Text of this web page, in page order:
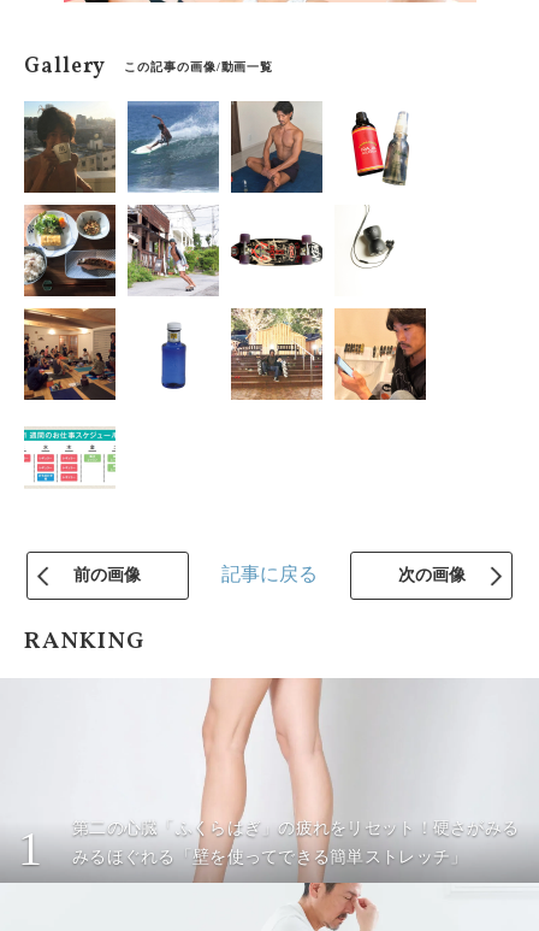
Gallery この記事の画像/動画一覧
前の画像 記事に戻る 次の画像
RANKING
1
第二の心臓「ふくらはぎ」の疲れをリセット！硬さがみる
みるほぐれる「壁を使ってできる簡単ストレッチ」